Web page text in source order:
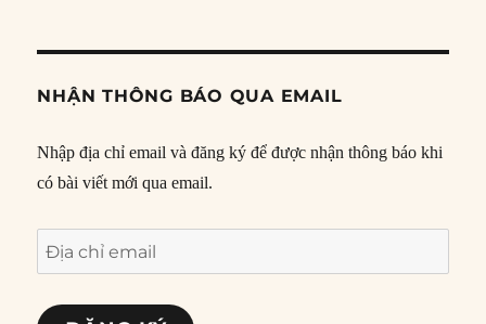
NHẬN THÔNG BÁO QUA EMAIL
Nhập địa chỉ email và đăng ký để được nhận thông báo khi
có bài viết mới qua email.
Địa
chỉ
email